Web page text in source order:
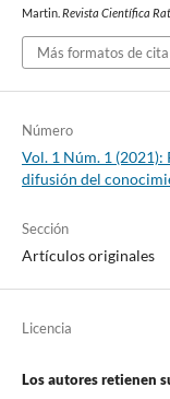
Martin.Revista Científica
Más formatos de cita
Número
Vol. 1 Núm. 1
difusión del
Sección
Artículos originales
Licencia
Los autores retienen